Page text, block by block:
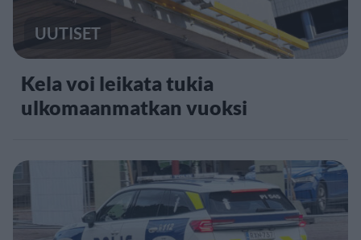
UUTISET
Kela voi leikata tukia
ulkomaanmatkan vuoksi